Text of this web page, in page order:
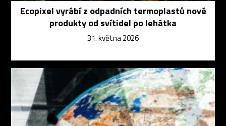
Ecopixel vyrábí z odpadních termoplastů nové
produkty od svítidel po lehátka
31. května 2026